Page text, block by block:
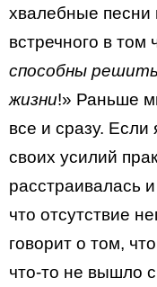
хвалебные песни
встречного в том
способны
жизни!» Раньше
все и сразу. Если
своих усилий
расстраивалась
что отсутствие
говорит о том,
что-то не вышло